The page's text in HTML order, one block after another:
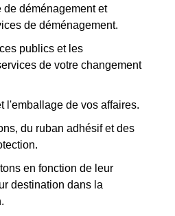
de déménagement et
de déménagement.
publics et les
de votre changement
l'emballage de vos affaires.
du ruban adhésif et des
en fonction de leur
destination dans la